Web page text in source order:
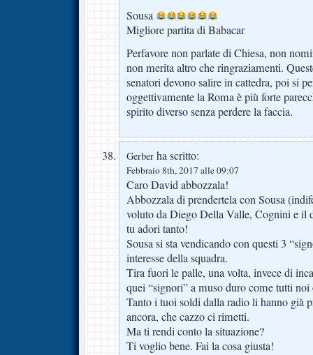
Sousa
Migliore partita di Babacar
Perfavore non parlate di Chiesa, non
non merita altro che ringraziamenti.
senatori devono salire in cattedra, poi si
oggettivamente la Roma è più forte
spirito diverso senza perdere la faccia.
Gerber ha scritto:
Febbraio 8th, 2017 alle 09:07
Caro David abbozzala!
Abbozzala di prendertela con Sousa
voluto da Diego Della Valle, Cognini e il
tu adori tanto!
Sousa si sta vendicando con questi 3
interesse della squadra.
Tira fuori le palle, una volta, invece di
quei “signori” a muso duro come tutti noi
Tanto i tuoi soldi dalla radio li hanno già
ancora, che cazzo ci rimetti.
Ma ti rendi conto la situazione?
Ti voglio bene. Fai la cosa giusta!